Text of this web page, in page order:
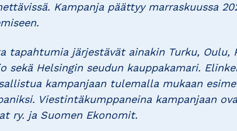
Kampanja päättyy marraskuussa
tapahtumia järjestävät ainakin Turku, Oulu,
sekä Helsingin seudun kauppakamari.
kampanjaan tulemalla mukaan
Viestintäkumppaneina kampanjaan
ry. ja Suomen Ekonomit.